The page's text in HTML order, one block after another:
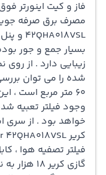
انرژی به طور
مصرف انرژی و در
می‌شود. این کولر
وظیفه‌ی آن تصفیه
دارد. این ویژگی
کند و برای افرادی
مشکل دارند، مفید
مصرف برق صرفه
42QHA018VSL و پنل بیرونی
بسیار جمع و جور
زیبایی دارد . از
شده را می توان
60 متر مربع است
وجود فیلتر تعبیه
فیلتر تصفیه هوا ،
گازی
کریر 18